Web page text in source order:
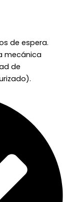
de espera.
mecánica
de